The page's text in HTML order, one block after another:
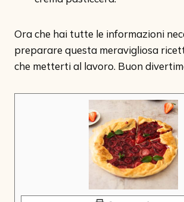
Ora che hai tutte le informazioni
preparare questa meravigliosa
che metterti al lavoro. Buon